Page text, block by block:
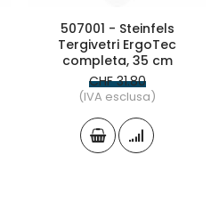
507001 - Steinfels
Tergivetri ErgoTec
completa, 35 cm
CHF 31.80
(IVA esclusa)